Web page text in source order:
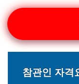
참관인 자격